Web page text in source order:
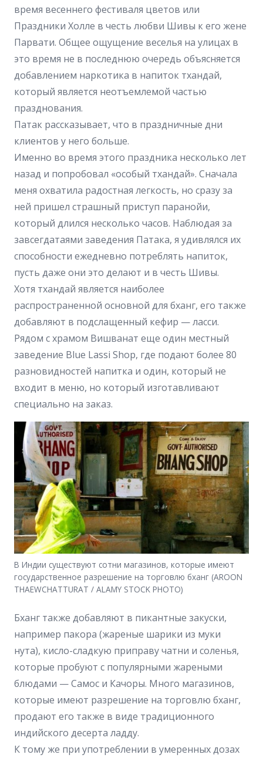
время весеннего фестиваля цветов или
Праздники Холле в честь любви Шивы к его жене
Парвати. Общее ощущение веселья на улицах в
это время не в последнюю очередь объясняется
добавлением наркотика в напиток тхандай,
который является неотъемлемой частью
празднования.
Патак рассказывает, что в праздничные дни
клиентов у него больше.
Именно во время этого праздника несколько лет
назад и попробовал «особый тхандай». Сначала
меня охватила радостная легкость, но сразу за
ней пришел страшный приступ паранойи,
который длился несколько часов. Наблюдая за
завсегдатаями заведения Патака, я удивлялся их
способности ежедневно потреблять напиток,
пусть даже они это делают и в честь Шивы.
Хотя тхандай является наиболее
распространенной основной для бханг, его также
добавляют в подслащенный кефир — ласси.
Рядом с храмом Вишванат еще один местный
заведение Blue Lassi Shop, где подают более 80
разновидностей напитка и один, который не
входит в меню, но который изготавливают
специально на заказ.
В Индии существуют сотни магазинов, которые имеют
государственное разрешение на торговлю бханг (AROON
THAEWCHATTURAT / ALAMY STOCK PHOTO)
Бханг также добавляют в пикантные закуски,
например пакора (жареные шарики из муки
нута), кисло-сладкую приправу чатни и соленья,
которые пробуют с популярными жареными
блюдами — Самос и Качоры. Много магазинов,
которые имеют разрешение на торговлю бханг,
продают его также в виде традиционного
индийского десерта ладду.
К тому же при употреблении в умеренных дозах